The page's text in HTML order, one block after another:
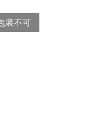
装不可